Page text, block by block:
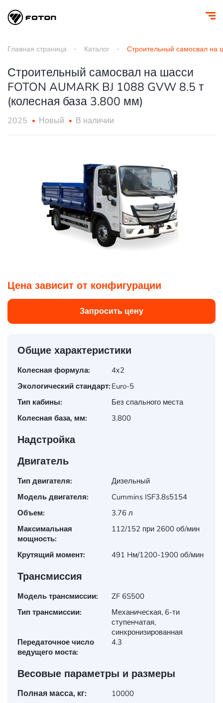
Главная страница Каталог Строительный самосвал на
Строительный самосвал на шасси
FOTON AUMARK BJ 1088 GVW 8.5 т
(колесная база 3.800 мм)
2025 Новый В наличии
Цена зависит от конфигурации
Запросить цену
Общие характеристики
Колесная формула:
4х2
Экологический стандарт: Euro-5
Тип кабины:
Без спального места
Колесная база, мм:
3.800
Надстройка
Двигатель
Тип двигателя:
Дизельный
Модель двигателя:
Cummins ISF3.8s5154
Объем:
3.76 л
Максимальная
мощность:
112/152 при 2600 об/мин
Крутящий момент: 491 Hм/1200-1900 об/мин
Трансмиссия
Модель трансмиссии:
ZF 6S500
Тип трансмиссии:
Механическая, 6-ти
ступенчатая,
синхронизированная
Передаточное число
ведущего моста:
4.3
Весовые параметры и размеры
Полная масса, кг: 10000